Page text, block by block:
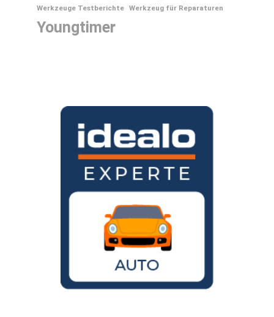
Werkzeuge Testberichte Werkzeug für Reparaturen
Youngtimer